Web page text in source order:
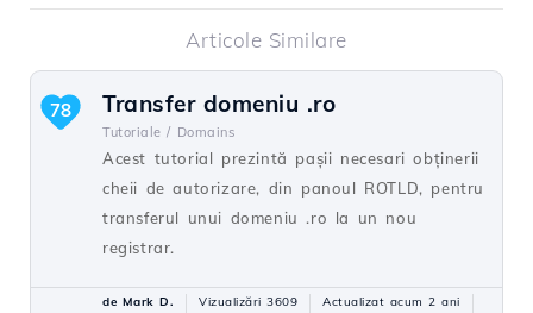
Articole Similare
Transfer domeniu .ro
Tutoriale / Domains
Acest tutorial prezintă pașii necesari obținerii
cheii de autorizare, din panoul ROTLD, pentru
transferul unui domeniu .ro la un nou
registrar.
78
de Mark D. Vizualizări 3609
Actualizat acum 2 ani